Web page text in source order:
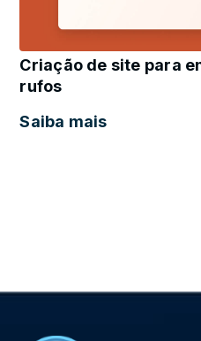
Criação de site para
rufos
Saiba mais